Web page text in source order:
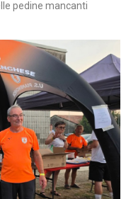
pedine mancanti